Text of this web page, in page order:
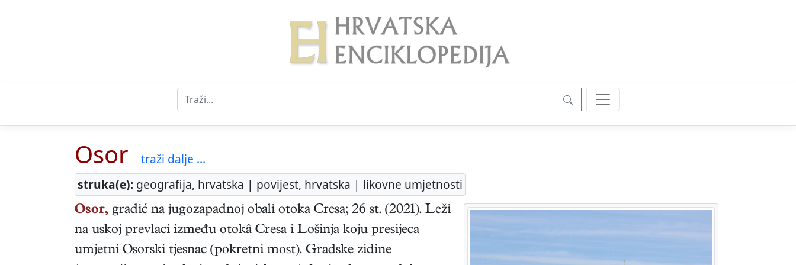
Osor
traži dalje ...
struka(e): geografija, hrvatska | povijest, hrvatska | likovne umjetnosti
Osor, gradić na jugozapadnoj obali otoka Cresa; 26 st. (2021). Leži
na uskoj prevlaci između otokâ Cresa i Lošinja koju presijeca
umjetni Osorski tjesnac (pokretni most). Gradske zidine